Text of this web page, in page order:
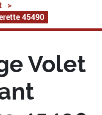
>
45490
Volet